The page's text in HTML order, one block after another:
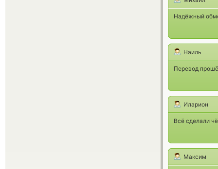
Надёжный
Наиль
Перевод
Иларион
Всё сделали
Максим